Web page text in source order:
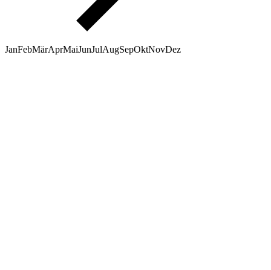
JanFebMärAprMaiJunJulAugSepOktNovDez